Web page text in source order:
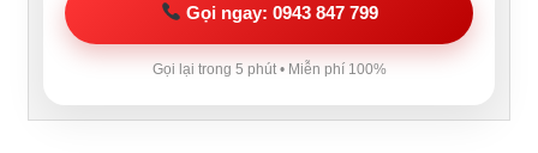
Gọi ngay: 0943 847 799
Gọi lại trong 5 phút • Miễn phí 100%